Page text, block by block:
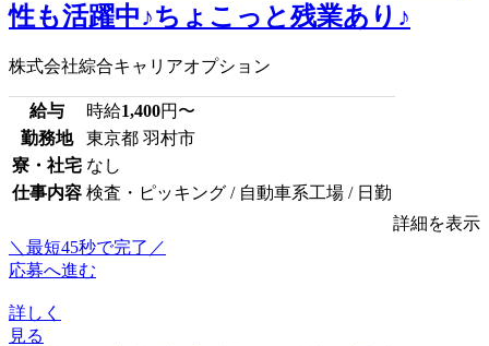
性も活躍中♪ちょこっと残業あり♪
株式会社綜合キャリアオプション
給与 時給1,400円〜
勤務地
東京都 羽村市
寮・社宅 なし
仕事内容 検査・ピッキング / 自動車系工場 / 日勤
詳細を表示
＼最短45秒で完了／
応募へ進む
詳しく
見る